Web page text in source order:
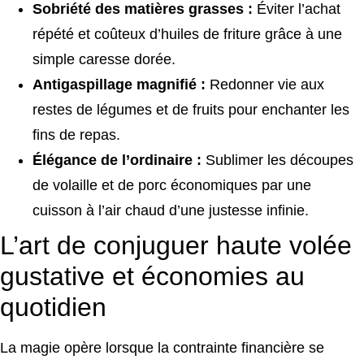
Sobriété des matières grasses : Éviter l’achat
répété et coûteux d’huiles de friture grâce à une
simple caresse dorée.
Antigaspillage magnifié : Redonner vie aux
restes de légumes et de fruits pour enchanter les
fins de repas.
Élégance de l’ordinaire : Sublimer les découpes
de volaille et de porc économiques par une
cuisson à l’air chaud d’une justesse infinie.
L’art de conjuguer haute volée
gustative et économies au
quotidien
La magie opère lorsque la contrainte financière se